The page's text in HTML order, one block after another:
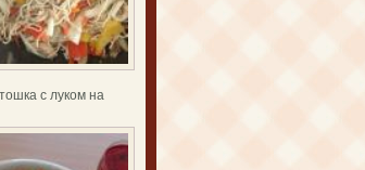
картошки с курицей
с луком на